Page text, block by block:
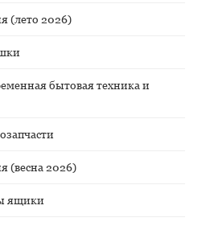
(лето 2026)
бытовая техника и
(весна 2026)
ящики